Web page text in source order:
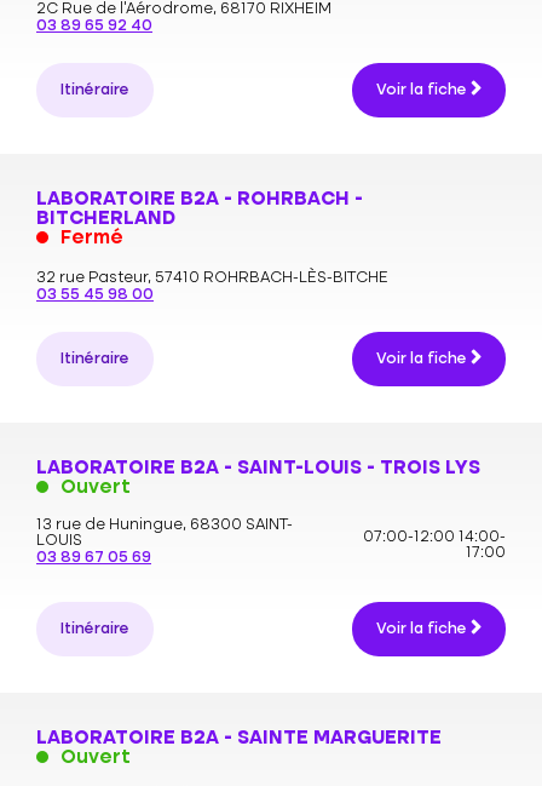
2C Rue de l'Aérodrome, 68170 RIXHEIM
03 89 65 92 40
Itinéraire Voir la fiche
LABORATOIRE B2A - ROHRBACH -
BITCHERLAND
Fermé
32 rue Pasteur, 57410 ROHRBACH-LÈS-BITCHE
03 55 45 98 00
Itinéraire Voir la fiche
LABORATOIRE B2A - SAINT-LOUIS - TROIS LYS
Ouvert
13 rue de Huningue, 68300 SAINT-
LOUIS
03 89 67 05 69
07:00-12:00
14:00-
17:00
Itinéraire Voir la fiche
LABORATOIRE B2A - SAINTE MARGUERITE
Ouvert